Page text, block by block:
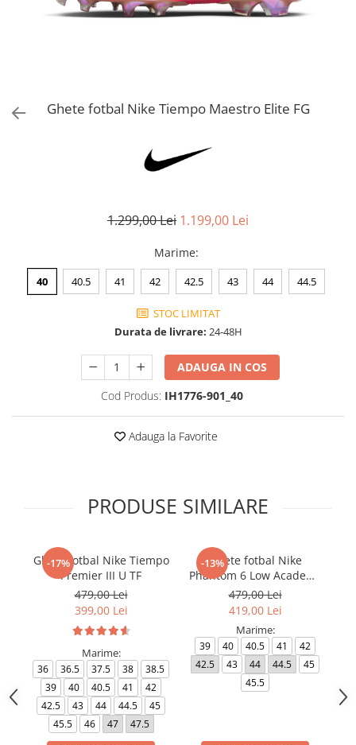
Bluze fotbal copii
Sorturi fotbal femei
Ghete fotbal Nike Tiempo Maestro Elite FG
1.299,00 Lei 1.199,00 Lei
Marime:
40 40.5 41 42 42.5 43 44 44.5
STOC LIMITAT
Durata de livrare: 24-48H
ADAUGA IN COS
Cod Produs: IH1776-901_40
Adauga la Favorite
PRODUSE SIMILARE
-17%
Ghete fotbal Nike Tiempo
Premier III U TF
479,00 Lei
399,00 Lei
Marime:
36 36.5 37.5 38
38.5
39
40 40.5 41
42
42.5
43 44 44.5
45
45.5
46 47 47.5
-13%
Ghete fotbal Nike
Phantom 6 Low Academy
TF NU3
479,00 Lei
419,00 Lei
Marime:
39 40 40.5 41
42
42.5
43 44 44.5
45
45.5